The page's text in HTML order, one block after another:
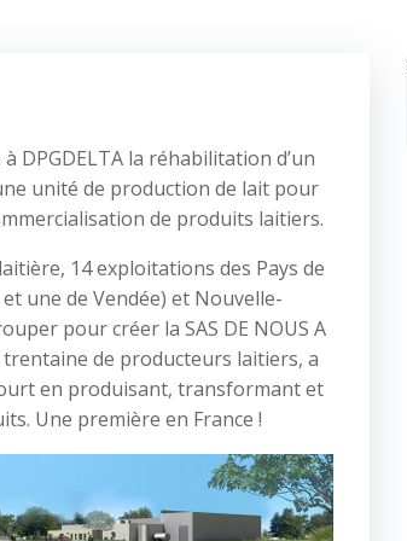
à DPGDELTA la réhabilitation d’un
unité de production de lait pour
de produits laitiers.
14 exploitations des Pays de
une de Vendée) et Nouvelle-
pour créer la SAS DE NOUS A
trentaine de producteurs laitiers, a
en produisant, transformant et
Une première en France !